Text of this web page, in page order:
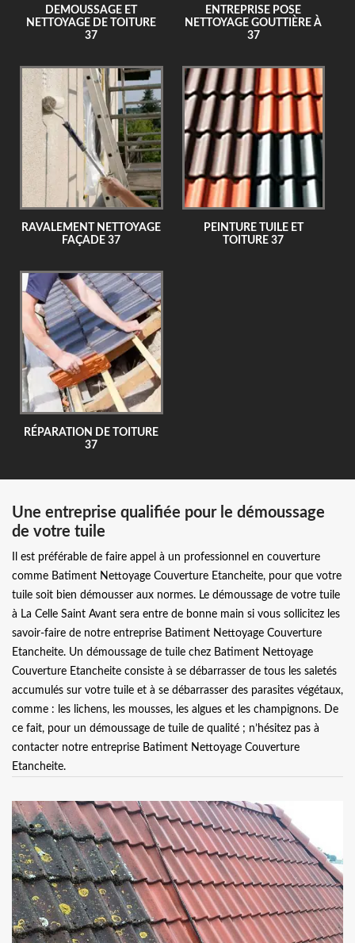
DEMOUSSAGE ET
NETTOYAGE DE TOITURE
37
ENTREPRISE POSE
NETTOYAGE GOUTTIÈRE À
37
RAVALEMENT NETTOYAGE
FAÇADE 37
PEINTURE TUILE ET
TOITURE 37
RÉPARATION DE TOITURE
37
Une entreprise qualifiée pour le démoussage
de votre tuile
Il est préférable de faire appel à un professionnel en couverture
comme Batiment Nettoyage Couverture Etancheite, pour que votre
tuile soit bien démousser aux normes. Le démoussage de votre tuile
à La Celle Saint Avant sera entre de bonne main si vous sollicitez les
savoir-faire de notre entreprise Batiment Nettoyage Couverture
Etancheite. Un démoussage de tuile chez Batiment Nettoyage
Couverture Etancheite consiste à se débarrasser de tous les saletés
accumulés sur votre tuile et à se débarrasser des parasites végétaux,
comme : les lichens, les mousses, les algues et les champignons. De
ce fait, pour un démoussage de tuile de qualité ; n’hésitez pas à
contacter notre entreprise Batiment Nettoyage Couverture
Etancheite.